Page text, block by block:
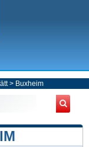
> Buxheim